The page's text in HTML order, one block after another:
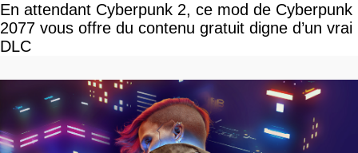
En attendant Cyberpunk 2, ce mod de Cyberpunk
2077 vous offre du contenu gratuit digne d’un vrai
DLC